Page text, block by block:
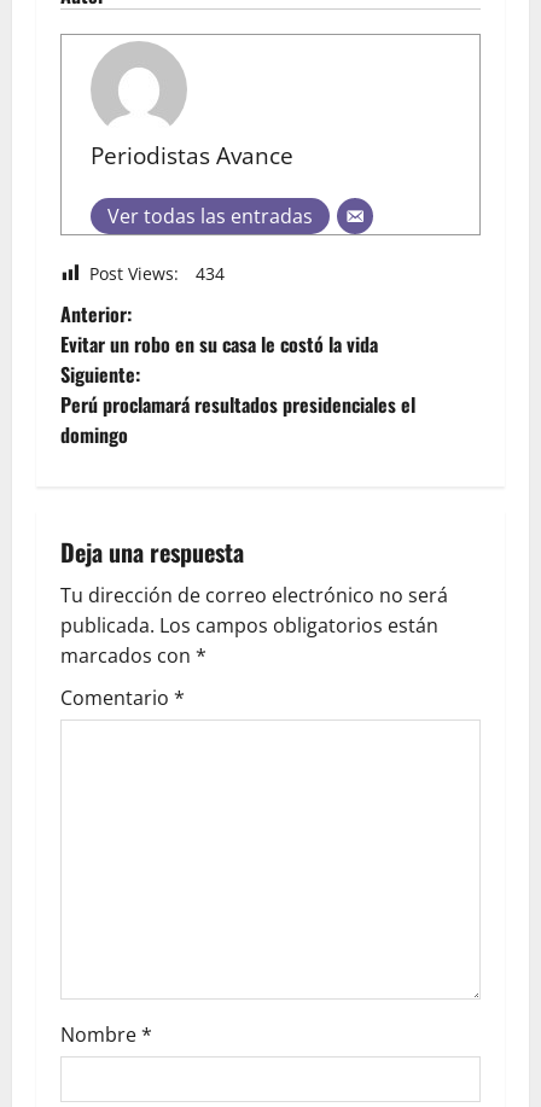
Periodistas Avance
Ver todas las entradas
Post Views: 434
Anterior:
Evitar un robo en su casa le costó la vida
Siguiente:
Perú proclamará resultados presidenciales el
domingo
Deja una respuesta
Tu dirección de correo electrónico no será
publicada. Los campos obligatorios están
marcados con *
Comentario *
Nombre*